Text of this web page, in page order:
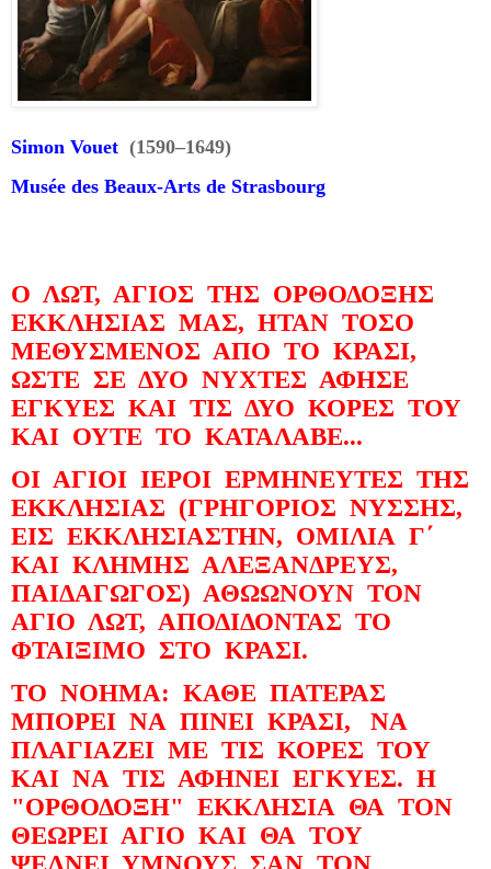
Simon Vouet (1590–1649)
Musée des Beaux-Arts de Strasbourg
Ο ΛΩΤ, ΑΓΙΟΣ ΤΗΣ ΟΡΘΟΔΟΞΗΣ
ΕΚΚΛΗΣΙΑΣ ΜΑΣ, ΗΤΑΝ ΤΟΣΟ
ΜΕΘΥΣΜΕΝΟΣ ΑΠΟ ΤΟ ΚΡΑΣΙ,
ΩΣΤΕ ΣΕ ΔΥΟ ΝΥΧΤΕΣ ΑΦΗΣΕ
ΕΓΚΥΕΣ ΚΑΙ ΤΙΣ ΔΥΟ ΚΟΡΕΣ ΤΟΥ
ΚΑΙ ΟΥΤΕ ΤΟ ΚΑΤΑΛΑΒΕ...
ΟΙ ΑΓΙΟΙ ΙΕΡΟΙ ΕΡΜΗΝΕΥΤΕΣ ΤΗΣ
ΕΚΚΛΗΣΙΑΣ (ΓΡΗΓΟΡΙΟΣ ΝΥΣΣΗΣ,
ΕΙΣ ΕΚΚΛΗΣΙΑΣΤΗΝ, ΟΜΙΛΙΑ Γ΄
ΚΑΙ ΚΛΗΜΗΣ ΑΛΕΞΑΝΔΡΕΥΣ,
ΠΑΙΔΑΓΩΓΟΣ) ΑΘΩΩΝΟΥΝ ΤΟΝ
ΑΓΙΟ ΛΩΤ, ΑΠΟΔΙΔΟΝΤΑΣ ΤΟ
ΦΤΑΙΞΙΜΟ ΣΤΟ ΚΡΑΣΙ.
ΤΟ ΝΟΗΜΑ: ΚΑΘΕ ΠΑΤΕΡΑΣ
ΜΠΟΡΕΙ ΝΑ ΠΙΝΕΙ ΚΡΑΣΙ, ΝΑ
ΠΛΑΓΙΑΖΕΙ ΜΕ ΤΙΣ ΚΟΡΕΣ ΤΟΥ
ΚΑΙ ΝΑ ΤΙΣ ΑΦΗΝΕΙ ΕΓΚΥΕΣ. Η
"ΟΡΘΟΔΟΞΗ" ΕΚΚΛΗΣΙΑ ΘΑ ΤΟΝ
ΘΕΩΡΕΙ ΑΓΙΟ ΚΑΙ ΘΑ ΤΟΥ